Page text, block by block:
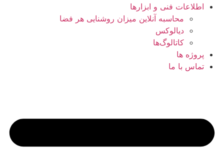
اطلاعات فنی و ابزارها
محاسبه آنلاین میزان روشنایی هر فضا
دیالوکس
کاتالوگ‌ها
پروژه ها
تماس با ما